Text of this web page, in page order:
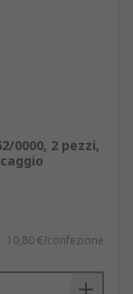
0000, 2 pezzi,
10,80 €/confezione